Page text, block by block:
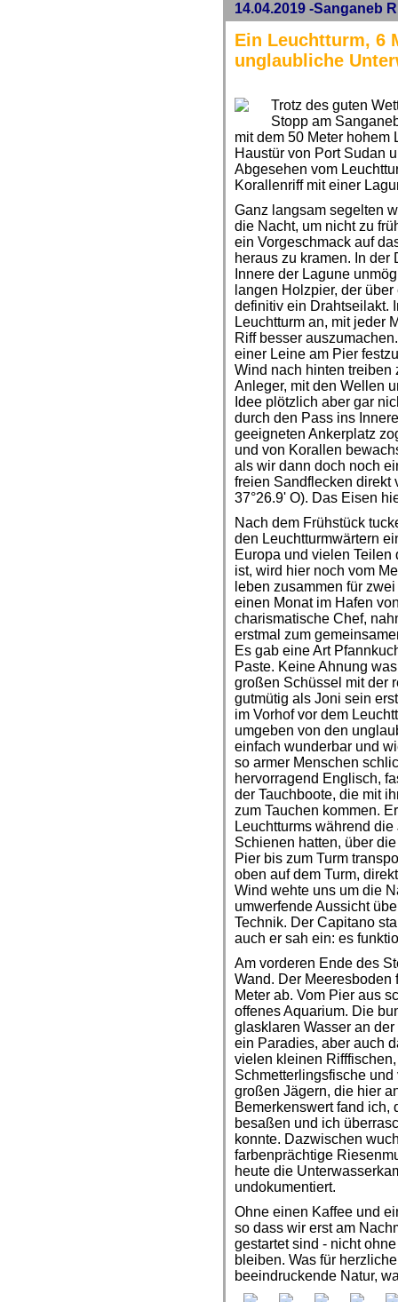
14.04.2019 -Sanganeb
Ein Leuchtturm, 6
unglaubliche
Trotz des guten
Stopp am
mit dem 50 Meter hohem
Haustür von Port Sudan
Abgesehen vom
Korallenriff mit einer
Ganz langsam segelten
die Nacht, um nicht zu
ein Vorgeschmack auf
heraus zu kramen. In
Innere der Lagune
langen Holzpier, der
definitiv ein Drahtseilakt.
Leuchtturm an, mit jeder
Riff besser
einer Leine am Pier
Wind nach hinten treiben
Anleger, mit den Wellen
Idee plötzlich aber gar
durch den Pass ins
geeigneten Ankerplatz
und von Korallen
als wir dann doch noch
freien Sandflecken direkt
37°26.9' O). Das Eisen
Nach dem Frühstück
den Leuchtturmwärtern
Europa und vielen
ist, wird hier noch vom
leben zusammen für
einen Monat im Hafen
charismatische Chef,
erstmal zum
Es gab eine Art
Paste. Keine Ahnung
großen Schüssel mit der
gutmütig als Joni sein
im Vorhof vor dem
umgeben von den
einfach wunderbar und
so armer Menschen
hervorragend Englisch,
der Tauchboote, die mit
zum Tauchen kommen.
Leuchtturms während
Schienen hatten, über
Pier bis zum Turm
oben auf dem Turm,
Wind wehte uns um die
umwerfende Aussicht
Technik. Der Capitano
auch er sah ein: es
Am vorderen Ende des
Wand. Der
Meter ab. Vom Pier aus
offenes Aquarium. Die
glasklaren Wasser an
ein Paradies, aber auch
vielen kleinen
Schmetterlingsfische
großen Jägern, die hier
Bemerkenswert fand ich,
besaßen und ich
konnte. Dazwischen
farbenprächtige
heute die
undokumentiert.
Ohne einen Kaffee und
so dass wir erst am
gestartet sind - nicht
bleiben. Was für
beeindruckende Natur,